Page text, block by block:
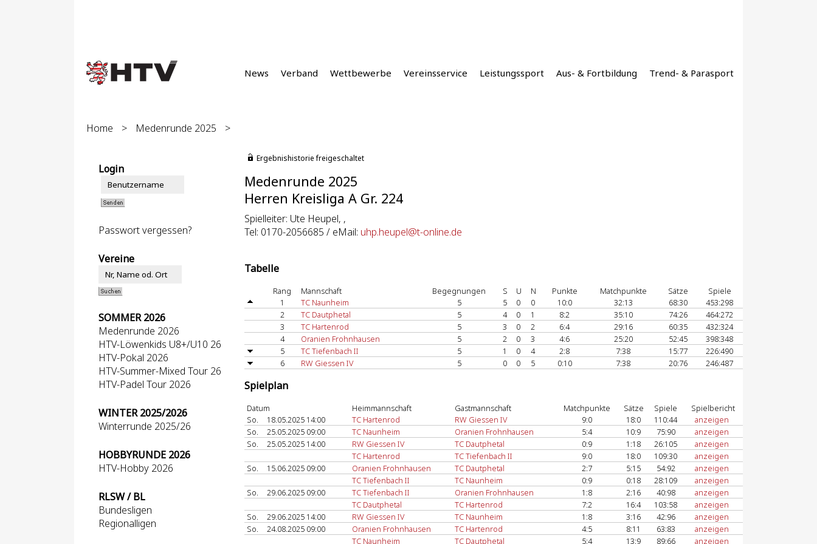
News Verband Wettbewerbe Vereinsservice Leistungssport Aus- & Fortbildung Trend- & Parasport
Home > Medenrunde 2025 >
Login
Passwort vergessen?
Vereine
SOMMER 2026
Medenrunde 2026
HTV-Löwenkids U8+/U10 26
HTV-Pokal 2026
HTV-Summer-Mixed Tour 26
HTV-Padel Tour 2026
WINTER 2025/2026
Winterrunde 2025/26
HOBBYRUNDE 2026
HTV-Hobby 2026
RLSW / BL
Bundesligen
Regionalligen
Ergebnishistorie freigeschaltet
Medenrunde 2025
Herren Kreisliga A Gr. 224
Spielleiter: Ute Heupel, ,
Tel: 0170-2056685 / eMail: uhp.heupel@t-online.de
Tabelle
Rang Mannschaft Begegnungen S U N Punkte Matchpunkte Sätze
Spiele
1
TC Naunheim 5 5 0 0 10:0 32:13 68:30
453:298
2
TC Dautphetal 5 4 0 1 8:2 35:10 74:26
464:272
3
TC Hartenrod 5 3 0 2 6:4 29:16 60:35
432:324
4
Oranien Frohnhausen 5 2 0 3 4:6 25:20 52:45
398:348
5
TC Tiefenbach II 5 1 0 4 2:8 7:38 15:77
226:490
6
RW Giessen IV 5 0 0 5 0:10 7:38 20:76 246:487
Spielplan
Datum Heimmannschaft Gastmannschaft Matchpunkte Sätze Spiele
Spielbericht
So.
18.05.2025 14:00 TC Hartenrod RW Giessen IV 9:0 18:0 110:44
anzeigen
So.
25.05.2025 09:00 TC Naunheim Oranien Frohnhausen 5:4 10:9 75:90
anzeigen
So.
25.05.2025 14:00 RW Giessen IV TC Dautphetal 0:9 1:18 26:105
anzeigen
TC Hartenrod
TC Tiefenbach II 9:0 18:0 109:30
anzeigen
So.
15.06.2025 09:00 Oranien Frohnhausen TC Dautphetal 2:7 5:15 54:92
anzeigen
TC Tiefenbach II
TC Naunheim 0:9 0:18 28:109
anzeigen
So.
29.06.2025 09:00 TC Tiefenbach II Oranien Frohnhausen 1:8 2:16 40:98
anzeigen
TC Dautphetal
TC Hartenrod 7:2 16:4 103:58
anzeigen
So.
29.06.2025 14:00 RW Giessen IV TC Naunheim 1:8 3:16 42:96
anzeigen
So.
24.08.2025 09:00 Oranien Frohnhausen TC Hartenrod 4:5 8:11 63:83
anzeigen
TC Naunheim
TC Dautphetal 5:4 13:9 89:66 anzeigen